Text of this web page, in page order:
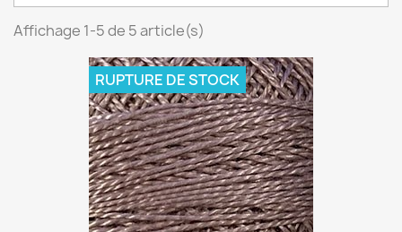
Affichage 1-5 de 5 article(s)
RUPTURE DE STOCK